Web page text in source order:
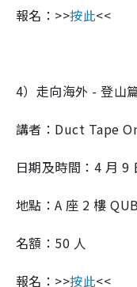
報名：>>按此<<
4）走向海外 - 登山
講者：Duct Tape
日期及時間：4 月
地點：A 座 2 樓
名額：50 人
報名：>>按此<<